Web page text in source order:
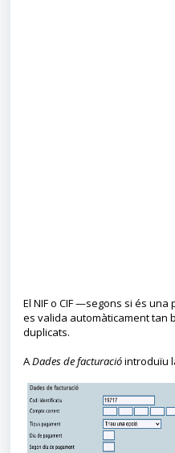
El NIF o CIF —segons si és
es valida automàticament tan
duplicats.
ADades de facturacióintroduïu